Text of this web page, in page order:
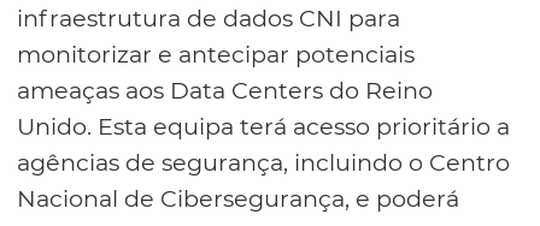
infraestrutura de dados CNI para
monitorizar e antecipar potenciais
ameaças aos Data Centers do Reino
Unido. Esta equipa terá acesso prioritário a
agências de segurança, incluindo o Centro
Nacional de Cibersegurança, e poderá